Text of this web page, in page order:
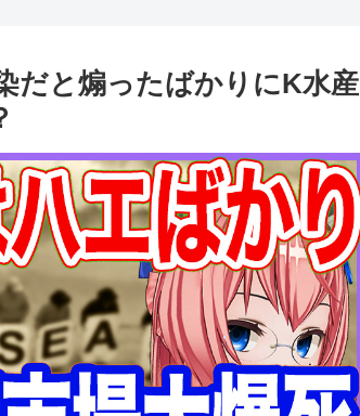
だと煽ったばかりにK水産